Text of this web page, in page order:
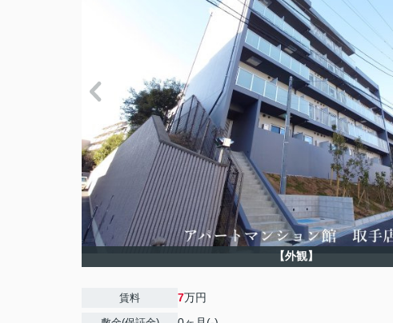
【外観】
賃料 7万円